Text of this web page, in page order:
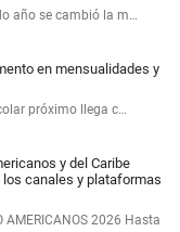
año se cambió la m…
en mensualidades y
próximo llega c…
y del Caribe
canales y plataformas
AMERICANOS 2026 Hasta